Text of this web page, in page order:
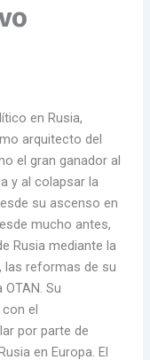
en Rusia,
arquitecto del
el gran ganador al
y al colapsar la
su ascenso en
mucho antes,
Rusia mediante la
las reformas de su
Su
el
por parte de
en Europa. El